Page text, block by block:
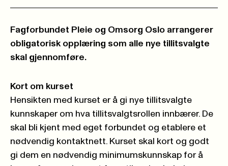
Fagforbundet Pleie og Omsorg Oslo arrangerer
obligatorisk opplæring som alle nye tillitsvalgte
skal gjennomføre.
Kort om kurset
Hensikten med kurset er å gi nye tillitsvalgte
kunnskaper om hva tillitsvalgtsrollen innbærer. De
skal bli kjent med eget forbundet og etablere et
nødvendig kontaktnett. Kurset skal kort og godt
gi dem en nødvendig minimumskunnskap for å